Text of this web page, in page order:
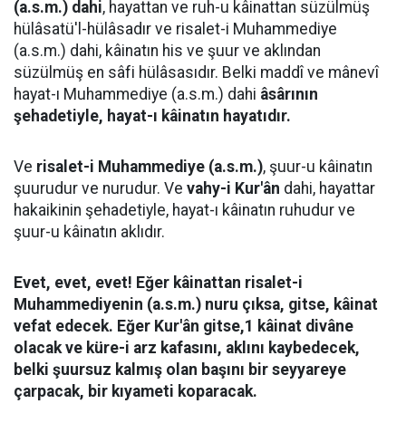
(a.s.m.) dahi, hayattan ve ruh-u kâinattan süzülmüş
hülâsatü'l-hülâsadır ve risalet-i Muhammediye
(a.s.m.) dahi, kâinatın his ve şuur ve aklından
süzülmüş en sâfi hülâsasıdır. Belki maddî ve mânevî
hayat-ı Muhammediye (a.s.m.) dahi âsârının
şehadetiyle, hayat-ı kâinatın hayatıdır.
Ve risalet-i Muhammediye (a.s.m.), şuur-u kâinatın
şuurudur ve nurudur. Ve vahy-i Kur'ân dahi, hayattar
hakaikinin şehadetiyle, hayat-ı kâinatın ruhudur ve
şuur-u kâinatın aklıdır.
Evet, evet, evet! Eğer kâinattan risalet-i
Muhammediyenin (a.s.m.) nuru çıksa, gitse, kâinat
vefat edecek. Eğer Kur'ân gitse,1 kâinat divâne
olacak ve küre-i arz kafasını, aklını kaybedecek,
belki şuursuz kalmış olan başını bir seyyareye
çarpacak, bir kıyameti koparacak.